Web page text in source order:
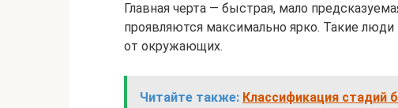
Главная черта — быстрая, мало
проявляются максимально ярко. Такие
от окружающих.
Читайте также: Классификация стадий